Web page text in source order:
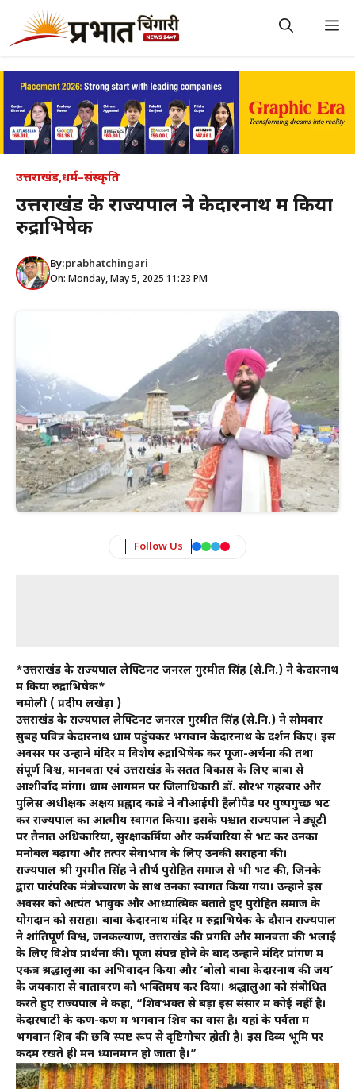
content
उत्तराखंड,धर्म–संस्कृति
उत्तराखंड के राज्यपाल ने केदारनाथ में किया
रुद्राभिषेक
By:prabhatchingari
On: Monday, May 5, 2025 11:23 PM
Follow Us
*उत्तराखंड के राज्यपाल लेफ्टिनेंट जनरल गुरमीत सिंह (से.नि.) ने केदारनाथ
में किया रुद्राभिषेक*
चमोली ( प्रदीप लखेड़ा )
उत्तराखंड के राज्यपाल लेफ्टिनेंट जनरल गुरमीत सिंह (से.नि.) ने सोमवार
सुबह पवित्र केदारनाथ धाम पहुंचकर भगवान केदारनाथ के दर्शन किए। इस
अवसर पर उन्होंने मंदिर में विशेष रुद्राभिषेक कर पूजा-अर्चना की तथा
संपूर्ण विश्व, मानवता एवं उत्तराखंड के सतत विकास के लिए बाबा से
आशीर्वाद मांगा। धाम आगमन पर जिलाधिकारी डॉ. सौरभ गहरवार और
पुलिस अधीक्षक अक्षय प्रह्लाद कोंडे ने वीआईपी हैलीपैड पर पुष्पगुच्छ भेंट
कर राज्यपाल का आत्मीय स्वागत किया। इसके पश्चात राज्यपाल ने ड्यूटी
पर तैनात अधिकारियों, सुरक्षाकर्मियों और कर्मचारियों से भेंट कर उनका
मनोबल बढ़ाया और तत्पर सेवाभाव के लिए उनकी सराहना की।
राज्यपाल श्री गुरमीत सिंह ने तीर्थ पुरोहित समाज से भी भेंट की, जिनके
द्वारा पारंपरिक मंत्रोच्चारण के साथ उनका स्वागत किया गया। उन्होंने इस
अवसर को अत्यंत भावुक और आध्यात्मिक बताते हुए पुरोहित समाज के
योगदान को सराहा। बाबा केदारनाथ मंदिर में रुद्राभिषेक के दौरान राज्यपाल
ने शांतिपूर्ण विश्व, जनकल्याण, उत्तराखंड की प्रगति और मानवता की भलाई
के लिए विशेष प्रार्थना की। पूजा संपन्न होने के बाद उन्होंने मंदिर प्रांगण में
एकत्र श्रद्धालुओं का अभिवादन किया और ‘बोलो बाबा केदारनाथ की जय’
के जयकारों से वातावरण को भक्तिमय कर दिया। श्रद्धालुओं को संबोधित
करते हुए राज्यपाल ने कहा, “शिवभक्त से बड़ा इस संसार में कोई नहीं है।
केदारघाटी के कण-कण में भगवान शिव का वास है। यहां के पर्वतों में
भगवान शिव की छवि स्पष्ट रूप से दृष्टिगोचर होती है। इस दिव्य भूमि पर
कदम रखते ही मन ध्यानमग्न हो जाता है।”